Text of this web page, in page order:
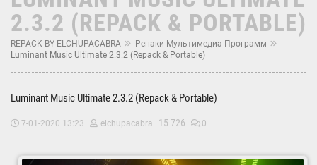
2.3.2 (REPACK & PORTABLE)
REPACK BY ELCHUPACABRA
Репаки Мультимедиа Программ
Luminant Music Ultimate 2.3.2 (Repack & Portable)
Luminant Music Ultimate 2.3.2 (Repack & Portable)
7-01-2020 13:23 elchupacabra 15 726 0